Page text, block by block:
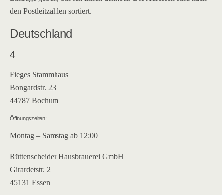
den Postleitzahlen sortiert.
Deutschland
4
Fieges Stammhaus
Bongardstr. 23
44787 Bochum
Öffnungszeiten:
Montag – Samstag ab 12:00
Rüttenscheider Hausbrauerei GmbH
Girardetstr. 2
45131 Essen